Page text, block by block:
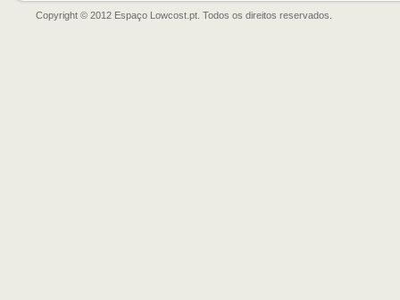
Copyright © 2012 Espaço Lowcost.pt. Todos os direitos reservados.